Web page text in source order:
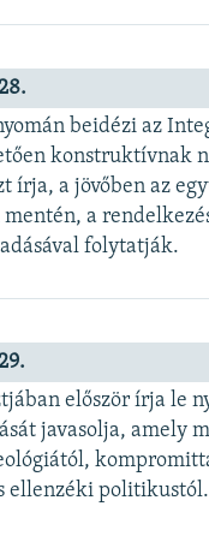
beidézi az
konstruktívnak
írja, a jövőben az
a
folytatják.
először írja le
javasolja, amely
ellenzéki politikustól.